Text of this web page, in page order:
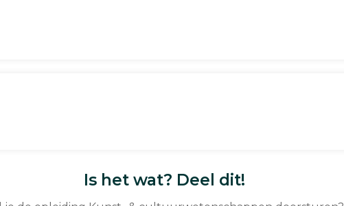
Is het wat? Deel dit!